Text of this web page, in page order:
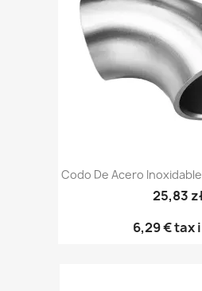
Codo De Acero
25,83
6,29 €tax